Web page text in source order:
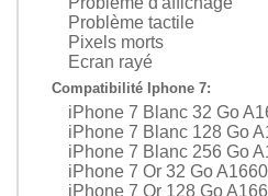
Problème tactile
Pixels morts
Ecran rayé
Compatibilité Iphone 7:
iPhone 7 Blanc 32 Go
iPhone 7 Blanc 128 Go
iPhone 7 Blanc 256 Go
iPhone 7 Or 32 Go
iPhone 7 Or 128 Go